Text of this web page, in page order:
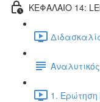
ΚΕΦΑΛΑΙΟ 14:
1. Ερώτηση